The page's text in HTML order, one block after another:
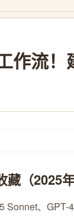
作流！
（2025年
、